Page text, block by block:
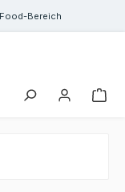
Bereich